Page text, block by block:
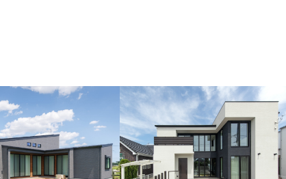
粋 PREMIER GRANFORT FREEDIA